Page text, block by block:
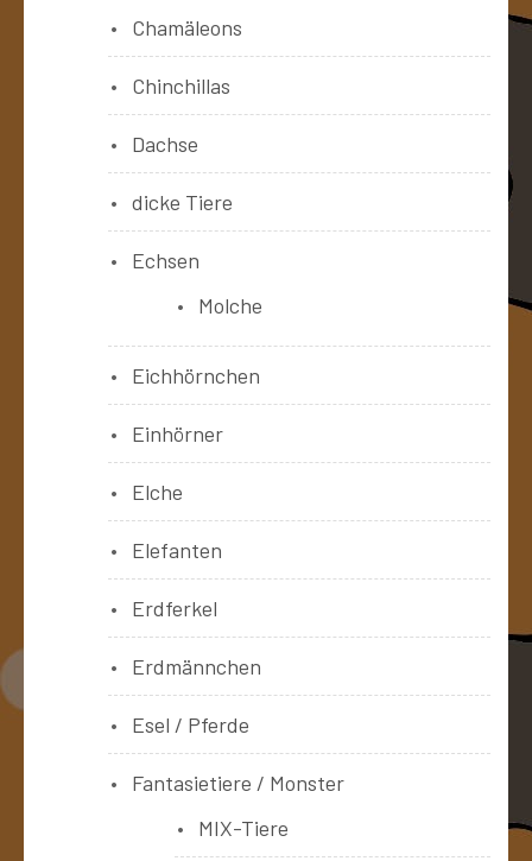
Chamäleons
Chinchillas
Dachse
dicke Tiere
Echsen
Molche
Eichhörnchen
Einhörner
Elche
Elefanten
Erdferkel
Erdmännchen
Esel / Pferde
Fantasietiere / Monster
MIX-Tiere